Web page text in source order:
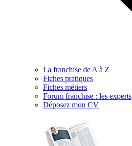
La franchise de A à Z
Fiches pratiques
Fiches métiers
Forum franchise : les experts
Déposez mon CV